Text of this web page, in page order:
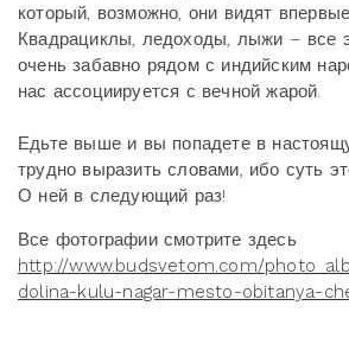
который, возможно, они видят
Квадрациклы, ледоходы, лыжи – все
очень забавно рядом с индийским
нас ассоциируется с вечной жарой.
Едьте выше и вы попадете в
трудно выразить словами, ибо суть
О ней в следующий раз!
Все фотографии смотрите здесь
http://www.budsvetom.com/
dolina-kulu-nagar-mesto-obitanya-